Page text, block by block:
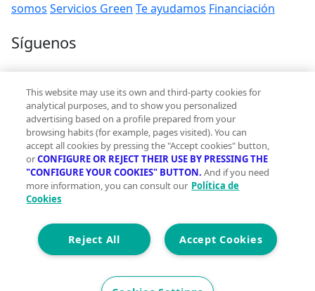
somos Servicios Green Te ayudamos Financiación
Síguenos
Contacto
hola@vivegreen.com
Aviso Legal
Condiciones de uso
Politica de privacidad
Política de cookies
Accesibilidad
© 2026 Vivegreen - Todos los derechos reservados - UCI
This website may use its own and third-party cookies for
analytical purposes, and to show you personalized
advertising based on a profile prepared from your
browsing habits (for example, pages visited). You can
accept all cookies by pressing the "Accept cookies" button,
orCONFIGURE OR REJECT THEIR USE BY PRESSING THE
"CONFIGURE YOUR COOKIES" BUTTON. And if you need
more information, you can consult our Política de
Cookies
Accept Cookies
Reject All